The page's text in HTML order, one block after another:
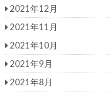
2021年12月
2021年11月
2021年10月
2021年9月
2021年8月